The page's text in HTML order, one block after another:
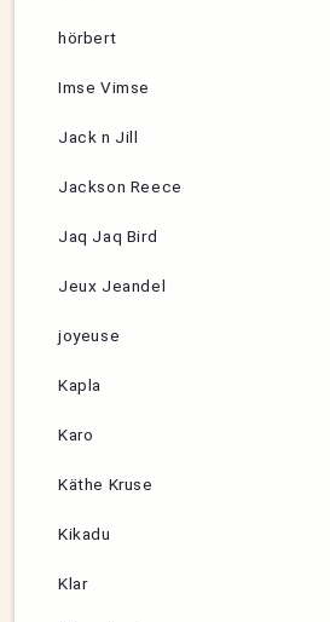
hörbert
Imse Vimse
Jack n Jill
Jackson Reece
Jaq Jaq Bird
Jeux Jeandel
joyeuse
Kapla
Karo
Käthe Kruse
Kikadu
Klar